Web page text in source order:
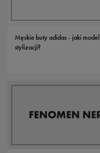
Męskie buty adidas - jaki
stylizacji?